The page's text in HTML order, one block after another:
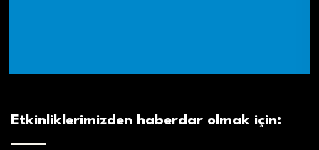
Etkinliklerimizden haberdar olmak için: